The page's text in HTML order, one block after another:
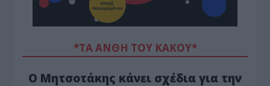
*ΤΑ ΆΝΘΗ ΤΟΥ ΚΑΚΟΎ*
Ο Μητσοτάκης κάνει σχέδια για την